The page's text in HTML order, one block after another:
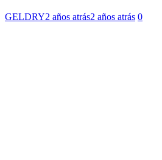
GELDRY2 años atrás2 años atrás 0